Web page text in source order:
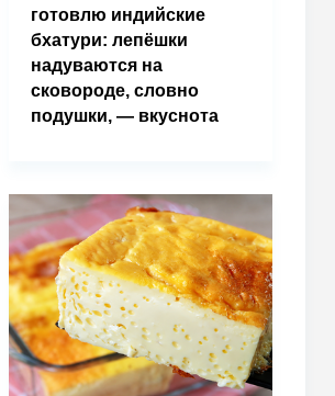
готовлю индийские
бхатури: лепёшки
надуваются на
сковороде, словно
подушки, — вкуснота